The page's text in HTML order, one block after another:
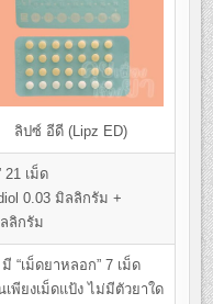
ลิปซ์ อีดี (Lipz ED)
21 เม็ด
0.03 มิลลิกรัม +
ลิกรัม
มี “เม็ดยาหลอก” 7 เม็ด
เพียงเม็ดแป้ง ไม่มีตัวยาใด